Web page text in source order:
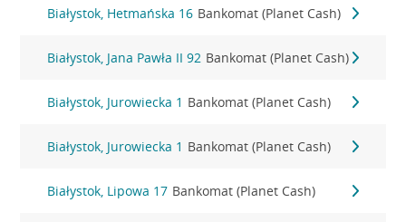
Białystok, Hetmańska 16 Bankomat (Planet Cash)
Białystok, Jana Pawła II 92 Bankomat (Planet Cash)
Białystok, Jurowiecka 1 Bankomat (Planet Cash)
Białystok, Jurowiecka 1 Bankomat (Planet Cash)
Białystok, Lipowa 17 Bankomat (Planet Cash)